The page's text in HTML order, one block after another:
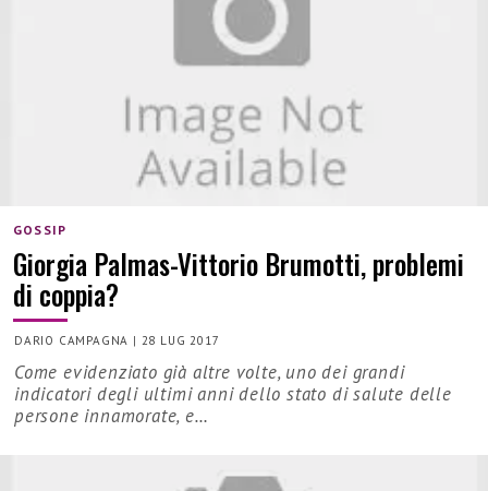
GOSSIP
Giorgia Palmas-Vittorio Brumotti, problemi
di coppia?
DARIO CAMPAGNA | 28 LUG 2017
Come evidenziato già altre volte, uno dei grandi
indicatori degli ultimi anni dello stato di salute delle
persone innamorate, e…